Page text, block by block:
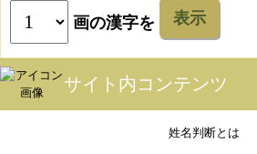
画の漢字を 表示
サイト内コンテンツ
姓名判断とは